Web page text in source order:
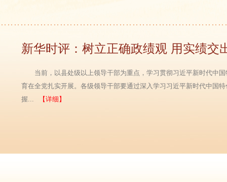
新华时评：树立正确政绩观 用实绩交
当前，以县处级以上领导干部为重点，学习贯彻习近平新时代中
育在全党扎实开展。各级领导干部要通过深入学习习近平新时代中国
握...
【详细】